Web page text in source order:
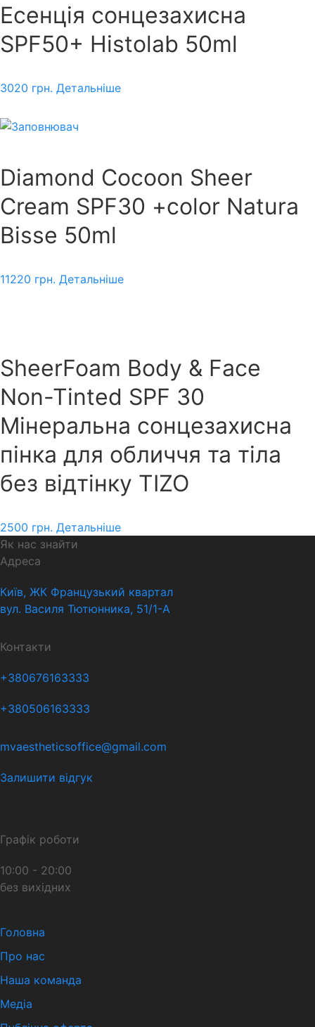
Есенція сонцезахисна
SPF50+ Histolab 50ml
3020 грн. Детальніше
Diamond Cocoon Sheer
Cream SPF30 +color Natura
Bisse 50ml
11220 грн. Детальніше
SheerFoam Body & Face
Non-Tinted SPF 30
Мінеральна сонцезахисна
пінка для обличчя та тіла
без відтінку TIZO
2500 грн. Детальніше
Як нас знайти
Адреса
Київ, ЖК Французький квартал
вул. Василя Тютюнника, 51/1-А
Контакти
+380676163333
+380506163333
mvaestheticsoffice@gmail.com
Залишити відгук
Графік роботи
10:00 - 20:00
без вихідних
Головна
Про нас
Наша команда
Медіа